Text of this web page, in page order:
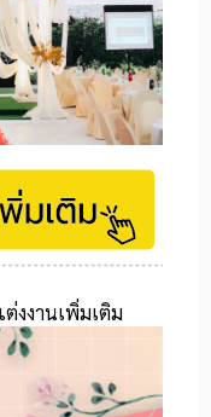
งงานเพิ่มเติม